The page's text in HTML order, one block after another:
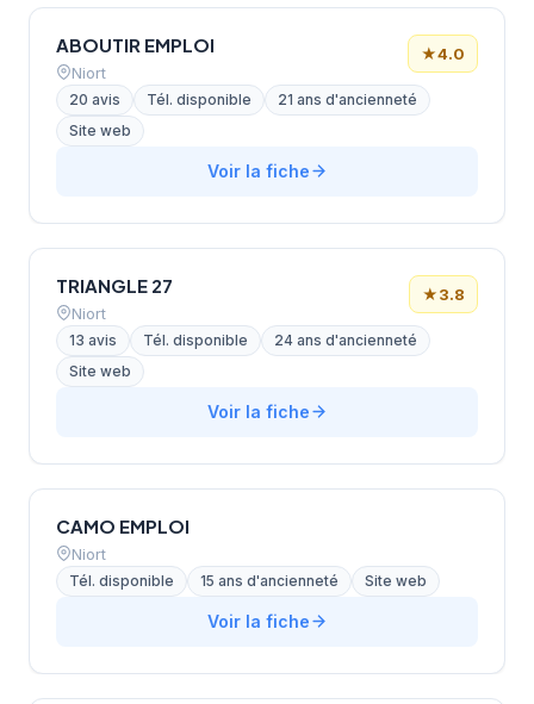
ABOUTIR EMPLOI
Niort
★4.0
20 avis Tél. disponible
21 ans d'ancienneté
Site web
Voir la fiche
TRIANGLE 27
Niort
★3.8
13 avis Tél. disponible
24 ans d'ancienneté
Site web
Voir la fiche
CAMO EMPLOI
Niort
Tél. disponible 15 ans d'ancienneté Site web
Voir la fiche